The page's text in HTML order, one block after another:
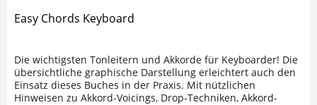
Easy Chords Keyboard
Die wichtigsten Tonleitern und Akkorde für Keyboarder! Die
übersichtliche graphische Darstellung erleichtert auch den
Einsatz dieses Buches in der Praxis. Mit nützlichen
Hinweisen zu Akkord-Voicings, Drop-Techniken, Akkord-